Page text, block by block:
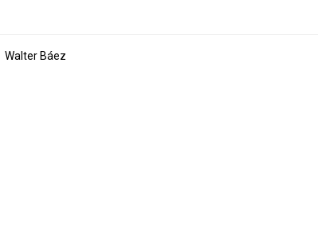
Walter Báez